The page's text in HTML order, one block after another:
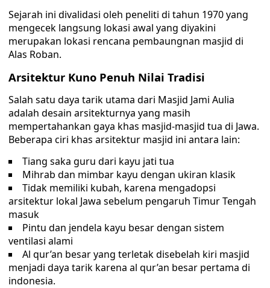
Sejarah ini divalidasi oleh peneliti di tahun 1970 yang
mengecek langsung lokasi awal yang diyakini
merupakan lokasi rencana pembaungnan masjid di
Alas Roban.
Arsitektur Kuno Penuh Nilai Tradisi
Salah satu daya tarik utama dari Masjid Jami Aulia
adalah desain arsitekturnya yang masih
mempertahankan gaya khas masjid-masjid tua di Jawa.
Beberapa ciri khas arsitektur masjid ini antara lain:
Tiang saka guru dari kayu jati tua
Mihrab dan mimbar kayu dengan ukiran klasik
Tidak memiliki kubah, karena mengadopsi
arsitektur lokal Jawa sebelum pengaruh Timur Tengah
masuk
Pintu dan jendela kayu besar dengan sistem
ventilasi alami
Al qur’an besar yang terletak disebelah kiri masjid
menjadi daya tarik karena al qur’an besar pertama di
indonesia.